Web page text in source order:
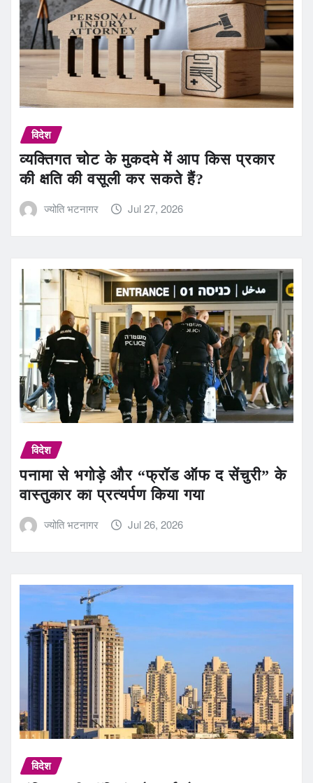
विदेश
व्यक्तिगत चोट के मुकदमे में आप किस प्रकार
की क्षति की वसूली कर सकते हैं?
ज्योति भटनागर Jul 27, 2026
विदेश
पनामा से भगोड़े और “फ्रॉड ऑफ द सेंचुरी” के
वास्तुकार का प्रत्यर्पण किया गया
ज्योति भटनागर Jul 26, 2026
विदेश